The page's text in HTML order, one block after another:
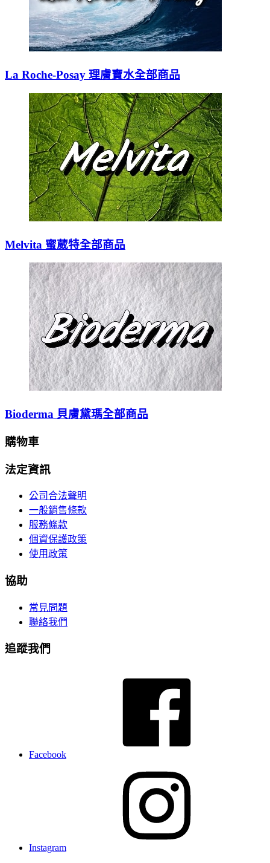
La Roche-Posay 理膚寶水全部商品
Melvita 蜜葳特全部商品
Bioderma 貝膚黛瑪全部商品
購物車
法定資訊
公司合法聲明
一般銷售條款
服務條款
個資保護政策
使用政策
協助
常見問題
聯絡我們
追蹤我們
Facebook
Instagram